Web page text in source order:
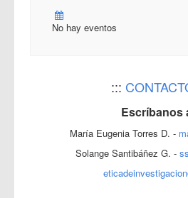
No hay eventos
:::
Escríbanos
María Eugenia Torres D. -
Solange Santibáñez G. -